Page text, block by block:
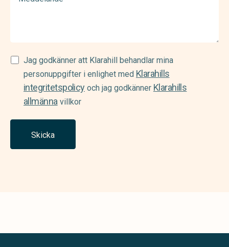
Samtycke
(Required)
Jag godkänner att Klarahill behandlar mina
personuppgifter i enlighet med Klarahills
integritetspolicyoch jag godkänner Klarahills
allmännavillkor
Skicka